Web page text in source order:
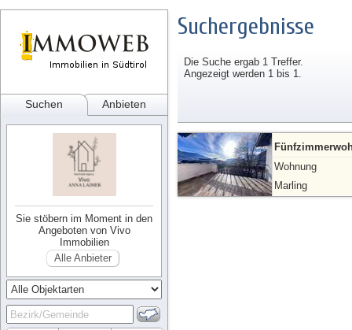
Suchen Anbieten
Sie stöbern im Moment in den
Angeboten von Vivo
Immobilien
Alle Anbieter
Suchergebnisse
Die Suche ergab 1 Treffer.
Angezeigt werden 1 bis 1.
Wohnung
Marling